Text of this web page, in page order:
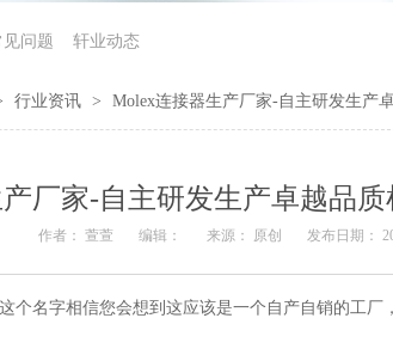
见问题 轩业动态
行业资讯 > Molex连接器生产厂家-自主研发生产
厂家-自主研发生产卓越品质
作者： 萱萱 编辑： 来源： 原创 发布日期：
个名字相信您会想到这应该是一个自产自销的工